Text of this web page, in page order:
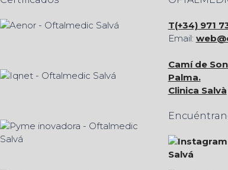
T(+34) 971
Email:
Camí de
Palma.
Clinica Salvà